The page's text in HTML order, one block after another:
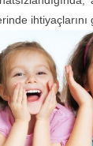
ihtiyaçlarını